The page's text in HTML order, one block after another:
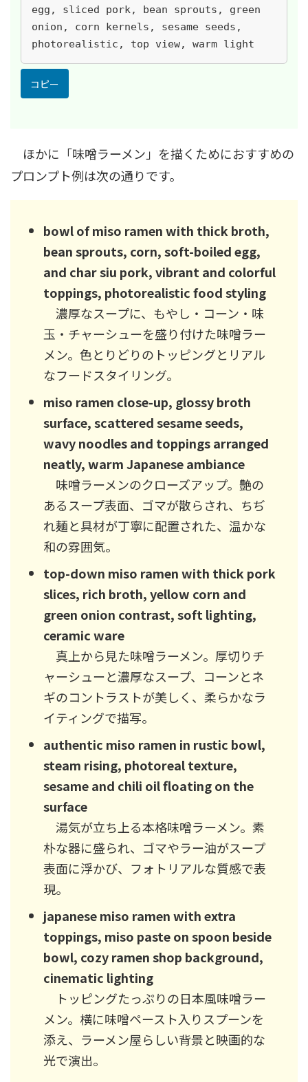
egg, sliced pork, bean sprouts, green
onion, corn kernels, sesame seeds,
photorealistic, top view, warm light
コピー
ほかに「味噌ラーメン」を描くためにおすすめの
プロンプト例は次の通りです。
bowl of miso ramen with thick broth,
bean sprouts, corn, soft-boiled egg,
and char siu pork, vibrant and colorful
toppings, photorealistic food styling
濃厚なスープに、もやし・コーン・味
玉・チャーシューを盛り付けた味噌ラー
メン。色とりどりのトッピングとリアル
なフードスタイリング。
miso ramen close-up, glossy broth
surface, scattered sesame seeds,
wavy noodles and toppings arranged
neatly, warm Japanese ambiance
味噌ラーメンのクローズアップ。艶の
あるスープ表面、ゴマが散らされ、ちぢ
れ麺と具材が丁寧に配置された、温かな
和の雰囲気。
top-down miso ramen with thick pork
slices, rich broth, yellow corn and
green onion contrast, soft lighting,
ceramic ware
真上から見た味噌ラーメン。厚切りチ
ャーシューと濃厚なスープ、コーンとネ
ギのコントラストが美しく、柔らかなラ
イティングで描写。
authentic miso ramen in rustic bowl,
steam rising, photoreal texture,
sesame and chili oil floating on the
surface
湯気が立ち上る本格味噌ラーメン。素
朴な器に盛られ、ゴマやラー油がスープ
表面に浮かび、フォトリアルな質感で表
現。
japanese miso ramen with extra
toppings, miso paste on spoon beside
bowl, cozy ramen shop background,
cinematic lighting
トッピングたっぷりの日本風味噌ラー
メン。横に味噌ペースト入りスプーンを
添え、ラーメン屋らしい背景と映画的な
光で演出。